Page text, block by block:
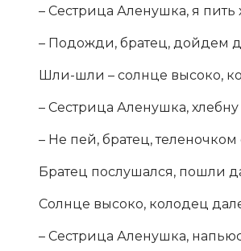
– Сестрица Аленушка, я пить
– Подожди, братец, дойдем
Шли-шли – солнце высоко,
– Сестрица Аленушка,
– Не пей, братец, теленочком
Братец послушался, пошли
Солнце высоко, колодец
– Сестрица Аленушка,